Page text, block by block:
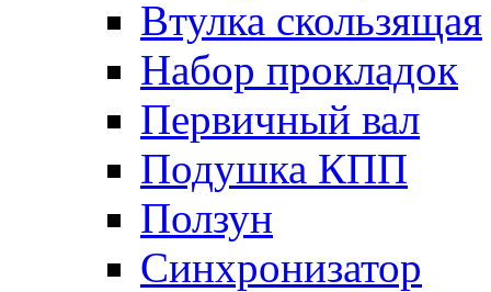
Втулка скользящая
Набор прокладок
Первичный вал
Подушка КПП
Ползун
Синхронизатор